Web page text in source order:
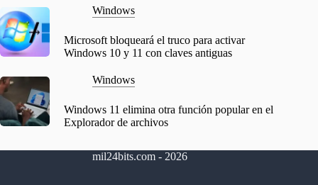
Windows
Microsoft bloqueará el truco para activar
Windows 10 y 11 con claves antiguas
Windows
Windows 11 elimina otra función popular en el
Explorador de archivos
mil24bits.com - 2026